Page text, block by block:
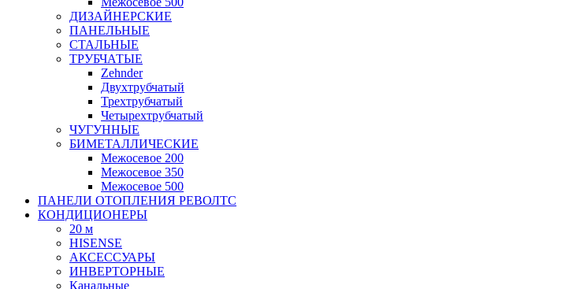
ДИЗАЙНЕРСКИЕ
ПАНЕЛЬНЫЕ
СТАЛЬНЫЕ
ТРУБЧАТЫЕ
Zehnder
Двухтрубчатый
Трехтрубчатый
Четырехтрубчатый
ЧУГУННЫЕ
БИМЕТАЛЛИЧЕСКИЕ
Межосевое 200
Межосевое 350
Межосевое 500
ПАНЕЛИ ОТОПЛЕНИЯ РЕВОЛТС
КОНДИЦИОНЕРЫ
20 м
HISENSE
АКСЕССУАРЫ
ИНВЕРТОРНЫЕ
Канальные